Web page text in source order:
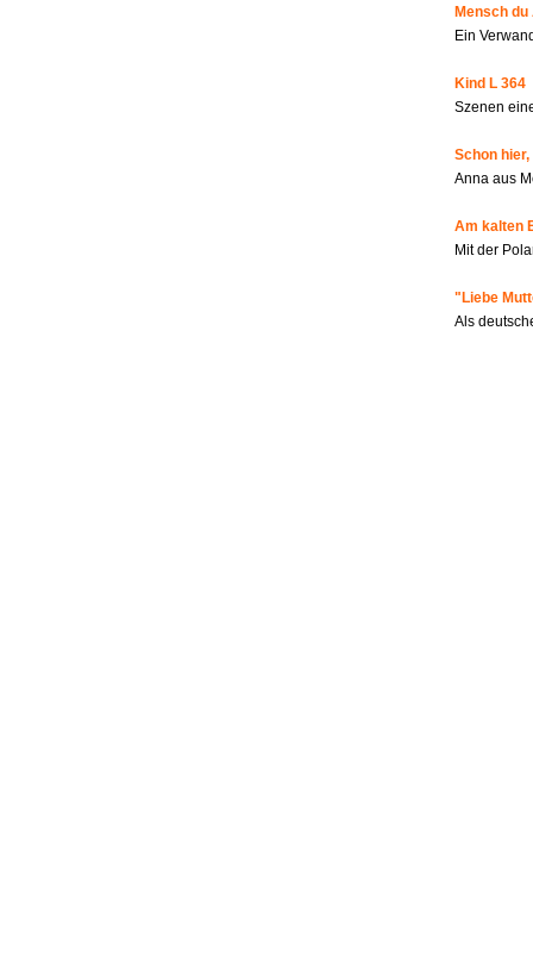
Mensch du
Ein
Kind L 364
Szenen
Schon
Anna aus
Am kalten
Mit der
"Liebe
Als